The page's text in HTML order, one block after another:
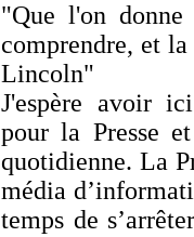
"Que l'on
comprendre, et
Lincoln"
J'espère avoir
pour la Presse
quotidienne. La
média
temps de